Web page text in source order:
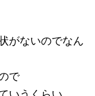
がないのでなん
で